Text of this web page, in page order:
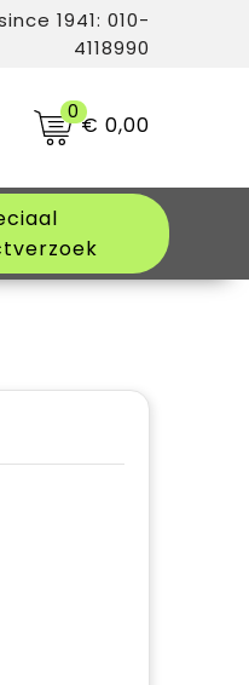
1941: 010-
4118990
0€ 0,00